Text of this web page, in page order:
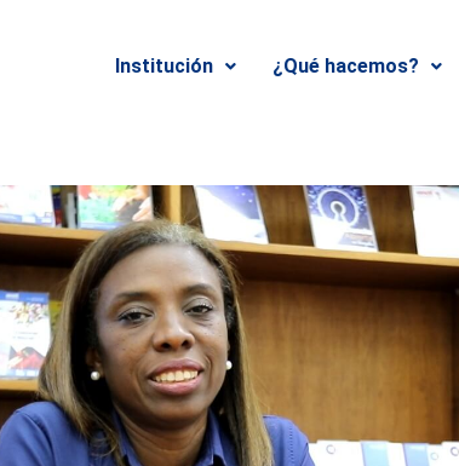
Institución ¿Qué hacemos?